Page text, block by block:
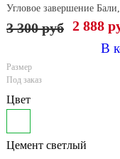
Угловое завершение
3 300руб 2 888
В
Размер
Под заказ
Цвет
Цемент светлый